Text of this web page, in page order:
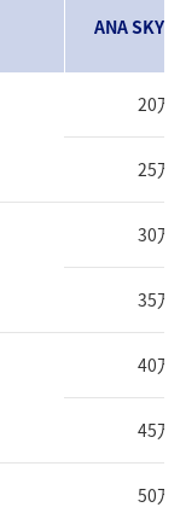
ANA SKY
20万
25万
30万
35万
40万
45万
50万